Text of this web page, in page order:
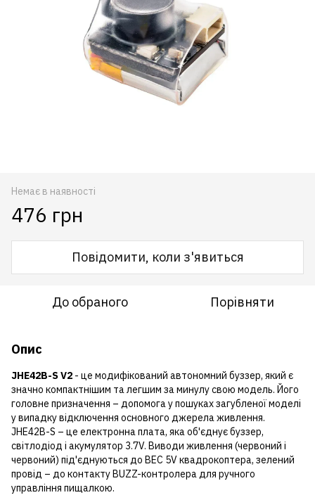
Немає в наявності
476 грн
Повідомити, коли з'явиться
До обраного Порівняти
Опис
JHE42B-S V2 - це модифікований автономний буззер, який є
значно компактнішим та легшим за минулу свою модель. Його
головне призначення – допомога у пошуках загубленої моделі
у випадку відключення основного джерела живлення.
JHE42B-S – це електронна плата, яка об'єднує буззер,
світлодіод і акумулятор 3.7V. Виводи живлення (червоний і
червоний) під'єднуються до BEC 5V квадрокоптера, зелений
провід – до контакту BUZZ-контролера для ручного
управління пищалкою.